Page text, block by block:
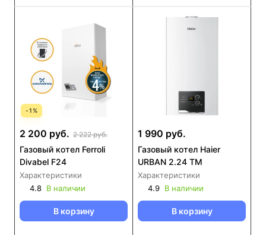
-1%
2 200 руб. 2 222 руб.
Газовый котел Ferroli
Divabel F24
Характеристики
4.8 В наличии
В корзину
1 990 руб.
Газовый котел Haier
URBAN 2.24 TM
Характеристики
4.9 В наличии
В корзину